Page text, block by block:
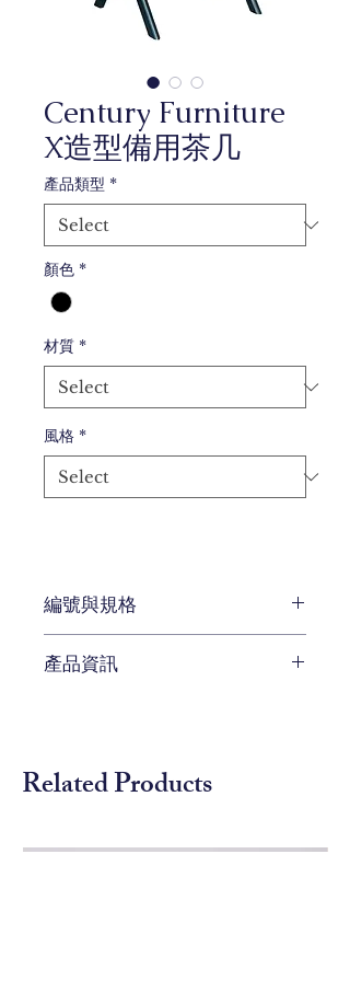
Century Furniture
X造型備用茶几
產品類型 *
顏色 *
材質 *
風格 *
編號與規格
編號 CEN-721-621
產品資訊
Related Products